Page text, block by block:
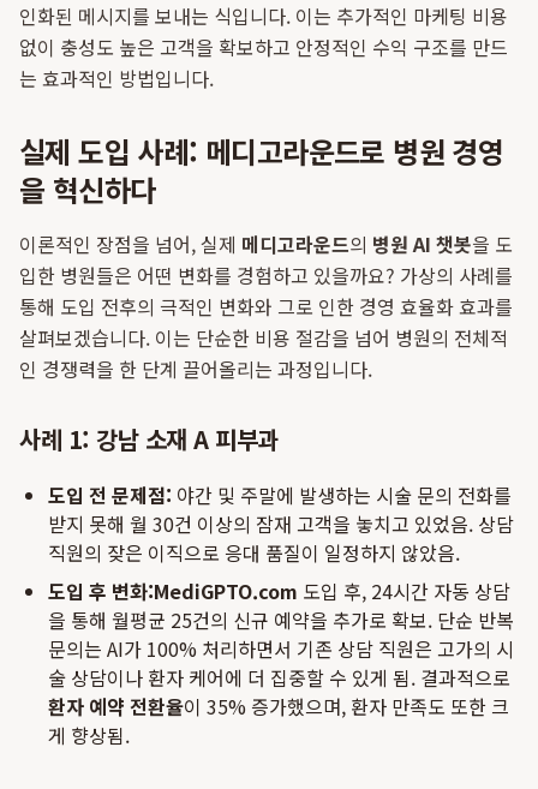
인화된 메시지를 보내는 식입니다. 이는 추가적인 마케팅 비용
없이 충성도 높은 고객을 확보하고 안정적인 수익 구조를 만드
는 효과적인 방법입니다.
실제 도입 사례: 메디고라운드로 병원 경영
을 혁신하다
이론적인 장점을 넘어, 실제 메디고라운드의 병원 AI 챗봇을 도
입한 병원들은 어떤 변화를 경험하고 있을까요? 가상의 사례를
통해 도입 전후의 극적인 변화와 그로 인한 경영 효율화 효과를
살펴보겠습니다. 이는 단순한 비용 절감을 넘어 병원의 전체적
인 경쟁력을 한 단계 끌어올리는 과정입니다.
사례 1: 강남 소재 A 피부과
도입 전 문제점: 야간 및 주말에 발생하는 시술 문의 전화를
받지 못해 월 30건 이상의 잠재 고객을 놓치고 있었음. 상담
직원의 잦은 이직으로 응대 품질이 일정하지 않았음.
도입 후 변화:MediGPTO.com 도입 후, 24시간 자동 상담
을 통해 월평균 25건의 신규 예약을 추가로 확보. 단순 반복
문의는 AI가 100% 처리하면서 기존 상담 직원은 고가의 시
술 상담이나 환자 케어에 더 집중할 수 있게 됨. 결과적으로
환자 예약 전환율이 35% 증가했으며, 환자 만족도 또한 크
게 향상됨.